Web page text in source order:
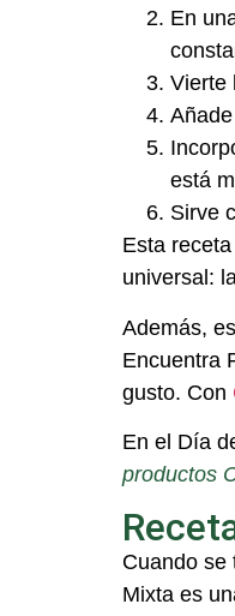
En
Vierte
está
Sirve
Esta
universal:
Además,
Encuentra
gusto. Con
En el Día
productos
Cuando se
Mixta es